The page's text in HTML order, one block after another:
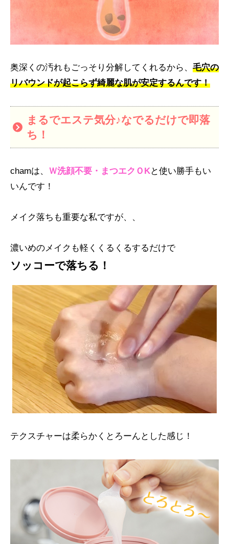
奥深くの汚れもごっそり分解してくれるから、 毛穴の
リバウンドが起こらず綺麗な肌が安定するんです！
まるでエステ気分♪なでるだけで即落
ち！
chamは、 Ｗ洗顔不要・まつエクＯKと使い勝手もい
いんです！
メイク落ちも重要な私ですが、、
濃いめのメイクも軽くくるくるするだけで
ソッコーで落ちる！
テクスチャーは柔らかくとろーんとした感じ！